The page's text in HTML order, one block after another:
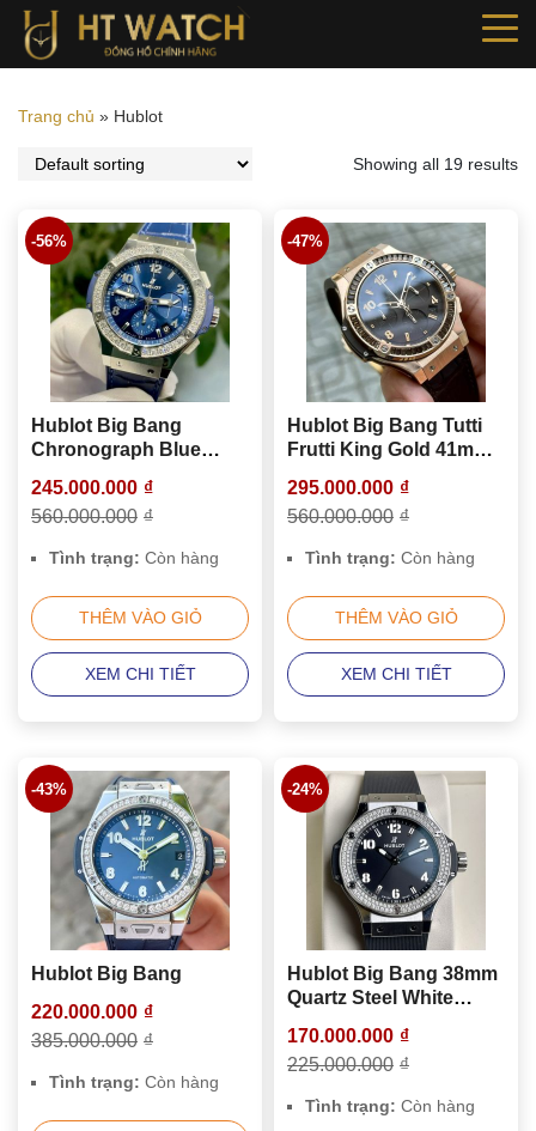
Trang chủ » Hublot
Showing all 19 results
Hublot Big Bang
Chronograph Blue
341.SX.7170.LR.1204
245.000.000 ₫
560.000.000 ₫
Tình trạng: Còn hàng
THÊM VÀO GIỎ
-56%
XEM CHI TIẾT
Hublot Big Bang Tutti
Frutti King Gold 41mm
295.000.000 ₫
560.000.000 ₫
Tình trạng: Còn hàng
THÊM VÀO GIỎ
-47%
XEM CHI TIẾT
Hublot Big Bang
220.000.000 ₫
385.000.000 ₫
Tình trạng: Còn hàng
-43%
Hublot Big Bang 38mm
Quartz Steel White
361.SX.1270.RX.1104:
170.000.000 ₫
225.000.000 ₫
Tình trạng: Còn hàng
-24%